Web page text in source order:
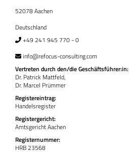
52078 Aachen
Deutschland
+49 241 945 770 - 0
info@refocus-consulting.com
Vertreten durch den/die Geschäftsführer:in:
Dr. Patrick Mattfeld,
Dr. Marcel Prümmer
Registereintrag:
Handelsregister
Registergericht:
Amtsgericht Aachen
Registernummer:
HRB 23568